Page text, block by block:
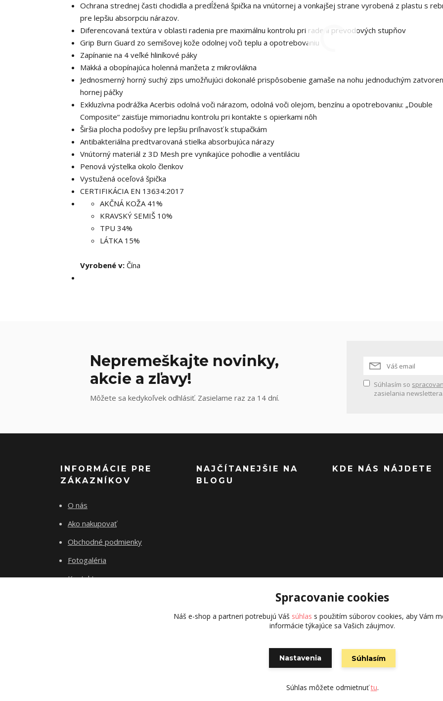
Ochrana strednej časti chodidla a predĺžená špička na vnútornej a vonkajšej strane vyrobená z plastu s
pre lepšiu absorpciu nárazov.
Diferencovaná textúra v oblasti radenia pre maximálnu kontrolu pri radení prevodových stupňov
Grip Burn Guard zo semišovej kože odolnej voči teplu a opotrebovaniu
Zapínanie na 4 veľké hliníkové páky
Mäkká a obopínajúca holenná manžeta z mikrovlákna
Jednosmerný horný suchý zips umožňujúci dokonalé prispôsobenie gamaše na nohu jednoduchým
hornej páčky
Exkluzívna podrážka Acerbis odolná voči nárazom, odolná voči olejom, benzínu a opotrebovaniu: „Double
Composite“ zaisťuje mimoriadnu kontrolu pri kontakte s opierkami nôh
Širšia plocha podošvy pre lepšiu priľnavosť k stupačkám
Antibakteriálna predtvarovaná stielka absorbujúca nárazy
Vnútorný materiál z 3D Mesh pre vynikajúce pohodlie a ventiláciu
Penová výstelka okolo členkov
Vystužená oceľová špička
CERTIFIKÁCIA EN 13634:2017
AKČNÁ KOŽA 41%
KRAVSKÝ SEMIŠ 10%
TPU 34%
LÁTKA 15%
Vyrobené v: Čína
Nepremeškajte novinky,
akcie a zľavy!
Môžete sa kedykoľvek odhlásiť. Zasielame raz za 14 dní.
Súhlasím so
zasielania newslettera.
INFORMÁCIE PRE
ZÁKAZNÍKOV
O nás
Ako nakupovať
Obchodné podmienky
Fotogaléria
Kontakty
NAJČÍTANEJŠIE NA
BLOGU
KDE NÁS NÁJDETE
Spracovanie cookies
Náš e-shop a partneri potrebujú Váš súhlas s použitím súborov cookies, aby Vám
informácie týkajúce sa Vašich záujmov.
Nastavenia Súhlasím
Súhlas môžete odmietnuťtu.